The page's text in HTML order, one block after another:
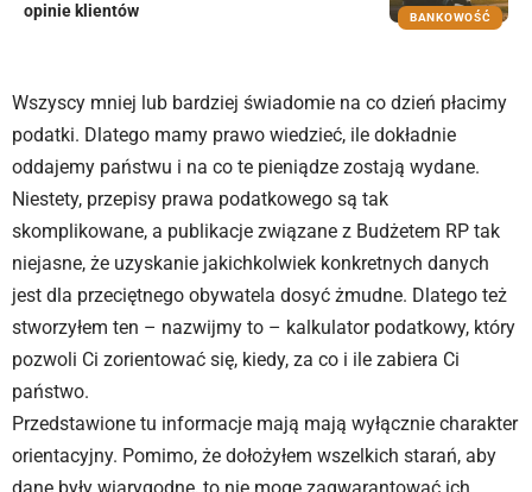
BANKOWOŚĆ
opinie klientów
Wszyscy mniej lub bardziej świadomie na co dzień płacimy
podatki. Dlatego mamy prawo wiedzieć, ile dokładnie
oddajemy państwu i na co te pieniądze zostają wydane.
Niestety, przepisy prawa podatkowego są tak
skomplikowane, a publikacje związane z Budżetem RP tak
niejasne, że uzyskanie jakichkolwiek konkretnych danych
jest dla przeciętnego obywatela dosyć żmudne. Dlatego też
stworzyłem ten – nazwijmy to – kalkulator podatkowy, który
pozwoli Ci zorientować się, kiedy, za co i ile zabiera Ci
państwo.
Przedstawione tu informacje mają mają wyłącznie charakter
orientacyjny. Pomimo, że dołożyłem wszelkich starań, aby